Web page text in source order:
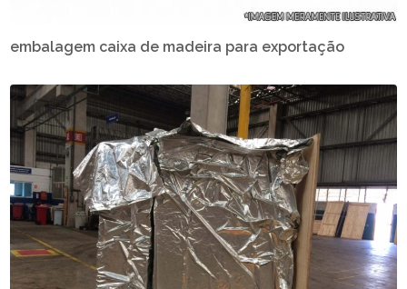
embalagem caixa de madeira para exportação